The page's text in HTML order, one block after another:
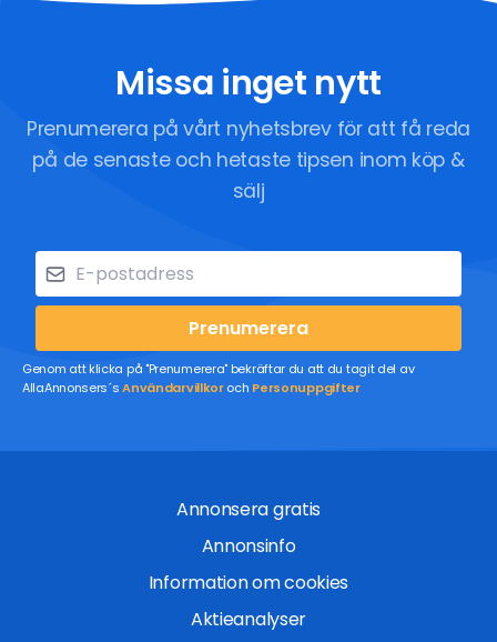
Missa inget nytt
Prenumerera på vårt nyhetsbrev för att få reda
på de senaste och hetaste tipsen inom köp &
sälj
Prenumerera
Genom att klicka på "Prenumerera" bekräftar du att du tagit del av
AllaAnnonsers´sAnvändarvillkoroch Personuppgifter
Annonsera gratis
Annonsinfo
Information om cookies
Aktieanalyser